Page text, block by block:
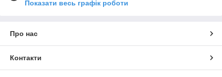
Показати весь графік роботи
Про нас
Контакти